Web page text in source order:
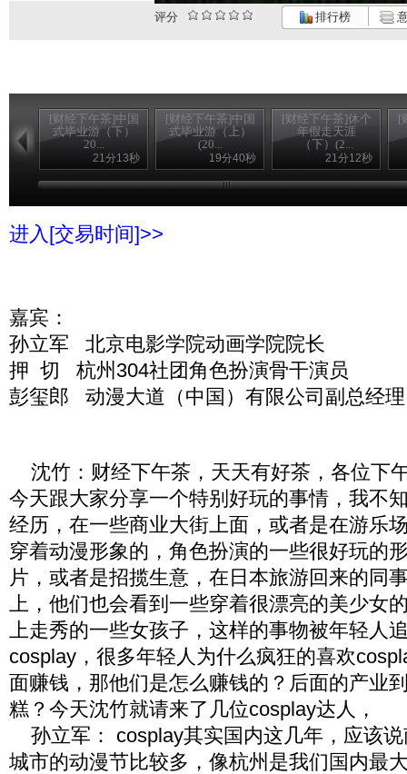
评分 排行榜
[财经下午茶]中国
式毕业游（下）
20...
21分13秒
[财经下午茶]中国
式毕业游（上）
(20...
19分40秒
[财经下午茶]休个
年假走天涯
（下）(2...
21分12秒
[
进入[交易时间]>>
嘉宾：
孙立军 北京电影学院动画学院院长
押 切 杭州304社团角色扮演骨干演员
彭玺郎 动漫大道（中国）有限公司副总经理
沈竹：财经下午茶，天天有好茶，各位下
今天跟大家分享一个特别好玩的事情，我不
经历，在一些商业大街上面，或者是在游乐
穿着动漫形象的，角色扮演的一些很好玩的
片，或者是招揽生意，在日本旅游回来的同
上，他们也会看到一些穿着很漂亮的美少女
上走秀的一些女孩子，这样的事物被年轻人
cosplay，很多年轻人为什么疯狂的喜欢
面赚钱，那他们是怎么赚钱的？后面的产业
糕？今天沈竹就请来了几位cosplay达人，
孙立军： cosplay其实国内这几年，应该
城市的动漫节比较多，像杭州是我们国内最